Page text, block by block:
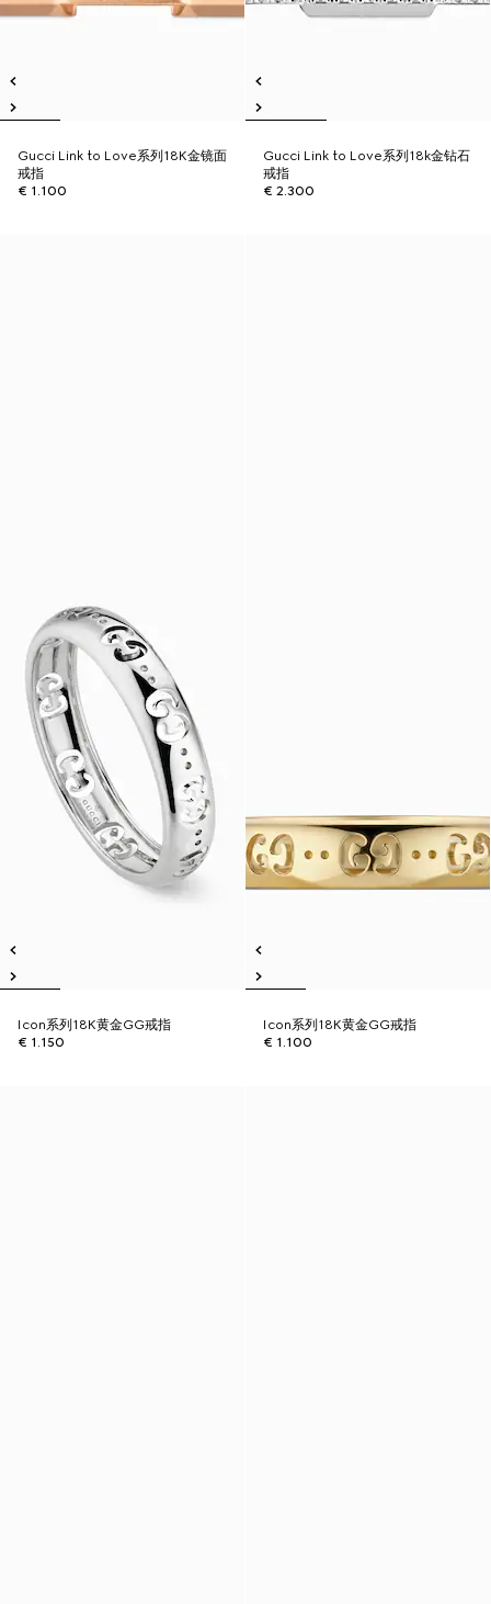
Gucci Link to Love系列18K金镜面
戒指
€ 1.100
Gucci Link to Love系列18k金钻石
戒指
€ 2.300
Icon系列18K黄金GG戒指
€ 1.150
Icon系列18K黄金GG戒指
€ 1.100